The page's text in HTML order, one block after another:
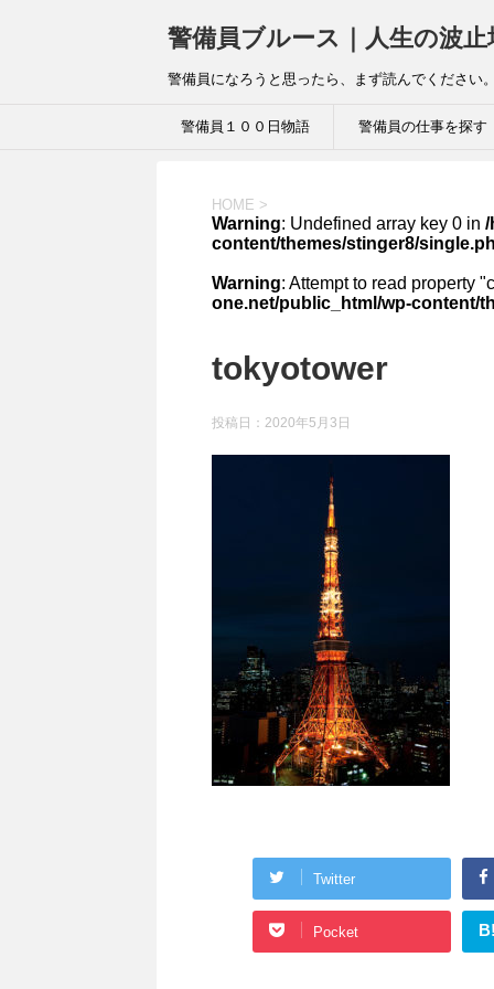
警備員ブルース｜人生の波
警備員になろうと思ったら、まず読んでください
警備員１００日物語 警備員の仕事を探す
HOME >
Warning: Undefined array key 0 in /
content/themes/stinger8/
Warning: Attempt to read property
one.net/public_html/wp-content/
tokyotower
投稿日： 2020年5月3日
Twitter
Pocket